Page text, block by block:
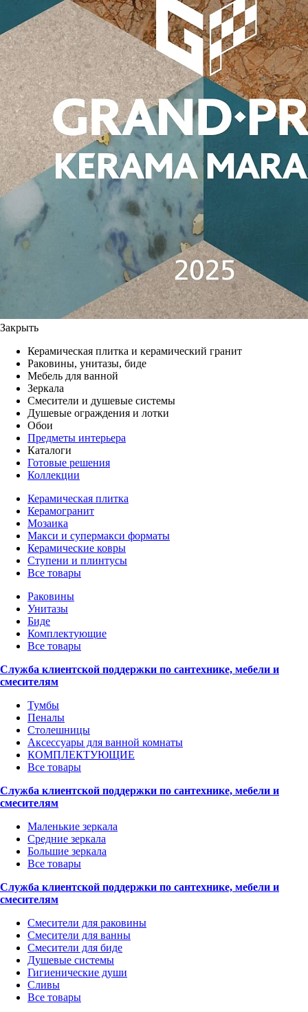
Закрыть
Керамическая плитка и керамический гранит
Раковины, унитазы, биде
Мебель для ванной
Зеркала
Смесители и душевые системы
Душевые ограждения и лотки
Обои
Предметы интерьера
Каталоги
Готовые решения
Коллекции
Керамическая плитка
Керамогранит
Мозаика
Макси и супермакси форматы
Керамические ковры
Ступени и плинтусы
Все товары
Раковины
Унитазы
Биде
Комплектующие
Все товары
Служба клиентской поддержки по сантехнике, мебели и
смесителям
Тумбы
Пеналы
Столешницы
Аксессуары для ванной комнаты
КОМПЛЕКТУЮЩИЕ
Все товары
Служба клиентской поддержки по сантехнике, мебели и
смесителям
Маленькие зеркала
Средние зеркала
Большие зеркала
Все товары
Служба клиентской поддержки по сантехнике, мебели и
смесителям
Смесители для раковины
Смесители для ванны
Смесители для биде
Душевые системы
Гигиенические души
Сливы
Все товары